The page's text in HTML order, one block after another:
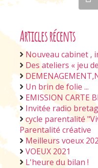
Articles récents
Nouveau cabinet ,
Des ateliers « jeu
Un brin de folie ...
EMISSION CARTE
Invitée radio
cycle parentalité
Parentalité créative
Meilleurs voeux
VOEUX 2021
L'heure du bilan !